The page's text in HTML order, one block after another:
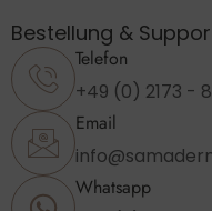
Bestellung &
Telefon
+49 (0) 2173 -
Email
Whatsapp